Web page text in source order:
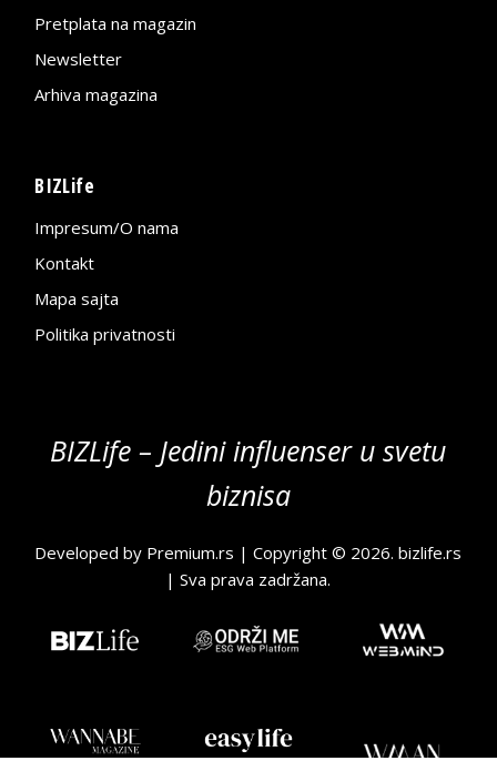
Pretplata na magazin
Newsletter
Arhiva magazina
BIZLife
Impresum/O nama
Kontakt
Mapa sajta
Politika privatnosti
BIZLife – Jedini influenser u svetu
biznisa
Developed by Premium.rs | Copyright © 2026.bizlife.rs
| Sva prava zadržana.